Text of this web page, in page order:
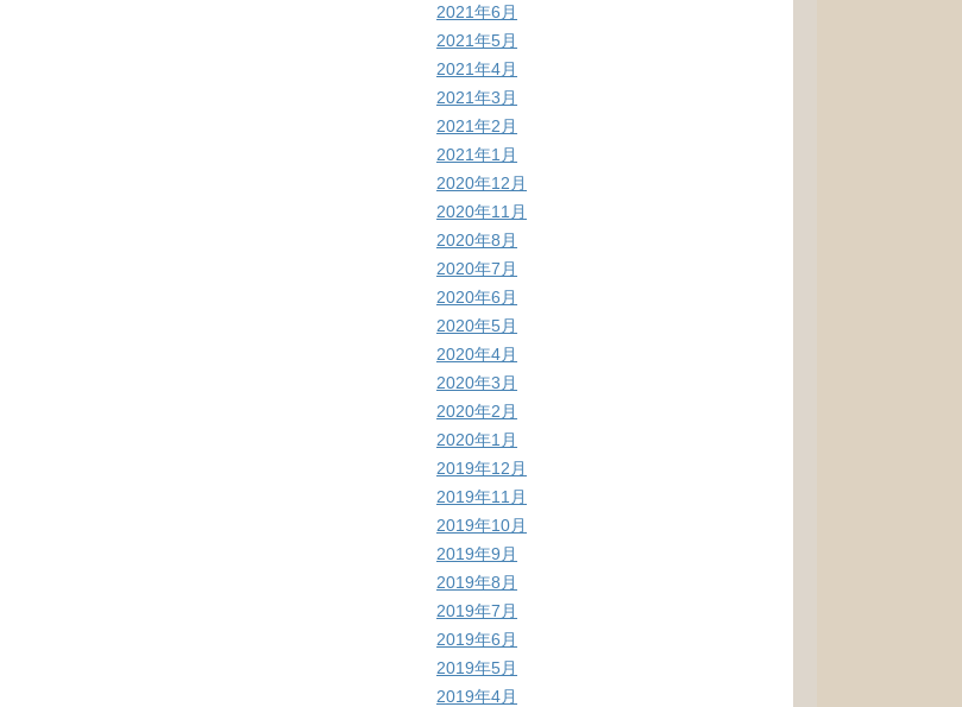
2021年6月
2021年5月
2021年4月
2021年3月
2021年2月
2021年1月
2020年12月
2020年11月
2020年8月
2020年7月
2020年6月
2020年5月
2020年4月
2020年3月
2020年2月
2020年1月
2019年12月
2019年11月
2019年10月
2019年9月
2019年8月
2019年7月
2019年6月
2019年5月
2019年4月